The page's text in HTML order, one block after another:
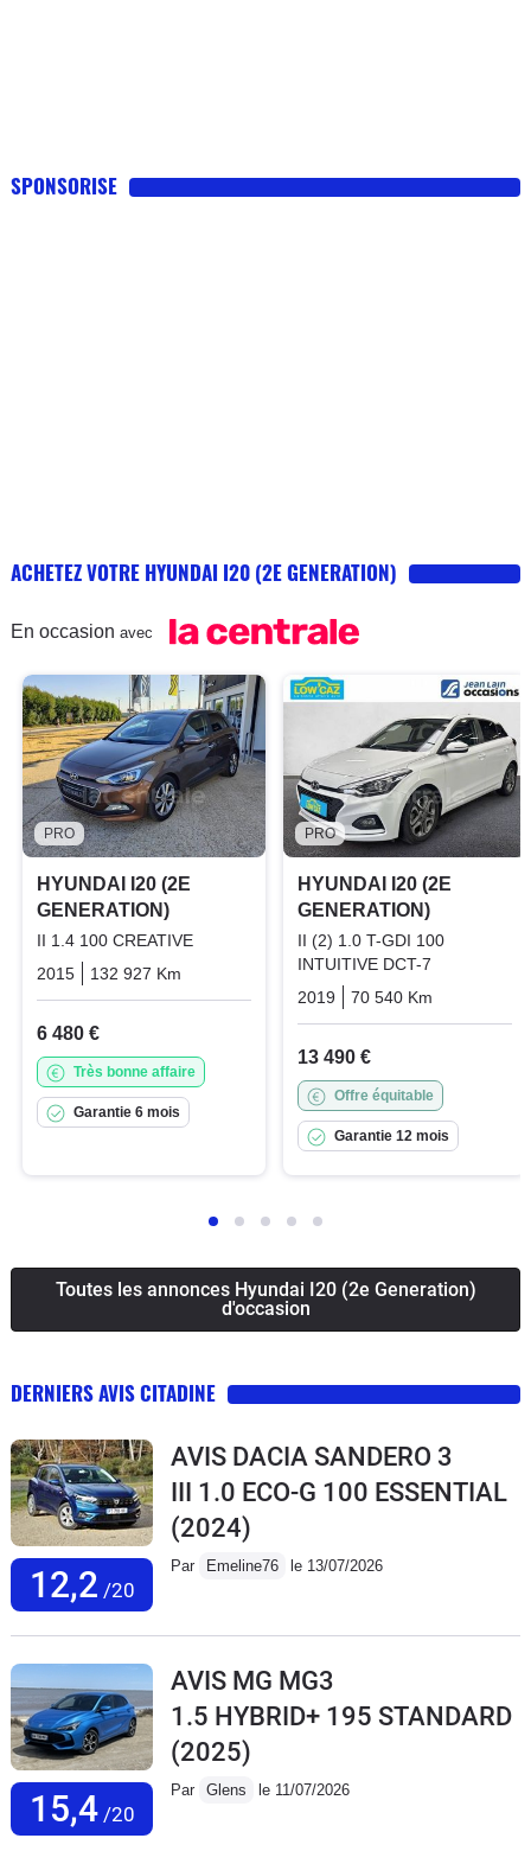
SPONSORISE
ACHETEZ VOTRE HYUNDAI I20 (2E GENERATION)
En occasion avec
PRO
HYUNDAI I20 (2E
GENERATION)
II 1.4 100 CREATIVE
2015
132 927 Km Essence
6 480 €
Très bonne affaire
Garantie 6 mois
PRO
HYUNDAI I20 (2E
GENERATION)
II (2) 1.0 T-GDI 100
INTUITIVE DCT-7
2019
70 540 Km
13 490 €
Offre équitable
Garantie 12 mois
Toutes les annonces Hyundai I20 (2e Generation)
d'occasion
DERNIERS AVIS CITADINE
12,2 /20
AVIS DACIA SANDERO 3
III 1.0 ECO-G 100 ESSENTIAL
(2024)
Par Emeline76 le 13/07/2026
15,4/20
AVIS MG MG3
1.5 HYBRID+ 195 STANDARD
(2025)
Par Glens le 11/07/2026